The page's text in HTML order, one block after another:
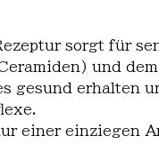
sorgt für
und
gesund erhalten
einer einziegen